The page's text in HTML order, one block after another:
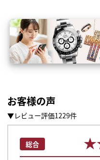
お客様の声
▼レビュー評価1229件
総合